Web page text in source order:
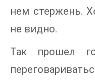
нем стержень.
не видно.
Так прошел